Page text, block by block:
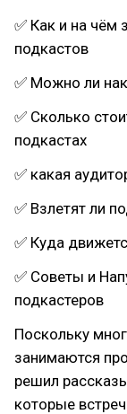
✅ Как и на чём
подкастов
✅ Можно ли
✅ Сколько
подкастах
✅ какая
✅ Взлетят ли
✅ Куда
✅ Советы и
подкастеров
Поскольку
занимаются
решил
которые